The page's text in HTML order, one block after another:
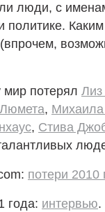
люди, с
политике.
потерял
, Михаила
, Стива
потери 2010
года: интервью.